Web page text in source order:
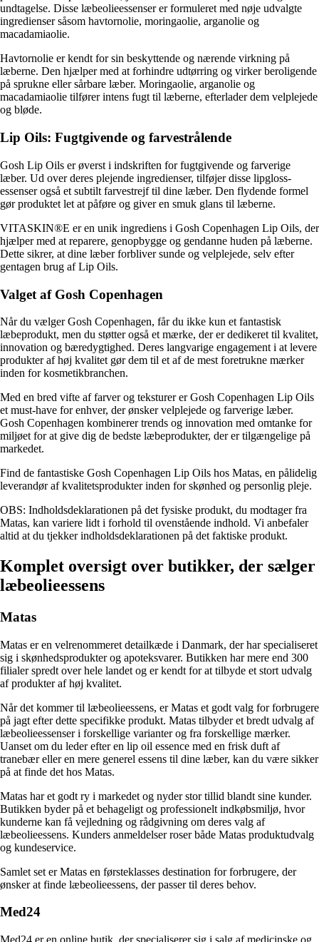
undtagelse. Disse læbeolieessenser er formuleret med nøje udvalgte
ingredienser såsom havtornolie, moringaolie, arganolie og
macadamiaolie.
Havtornolie er kendt for sin beskyttende og nærende virkning på
læberne. Den hjælper med at forhindre udtørring og virker beroligende
på sprukne eller sårbare læber. Moringaolie, arganolie og
macadamiaolie tilfører intens fugt til læberne, efterlader dem velplejede
og bløde.
Lip Oils: Fugtgivende og farvestrålende
Gosh Lip Oils er øverst i indskriften for fugtgivende og farverige
læber. Ud over deres plejende ingredienser, tilføjer disse lipgloss-
essenser også et subtilt farvestrejf til dine læber. Den flydende formel
gør produktet let at påføre og giver en smuk glans til læberne.
VITASKIN®E er en unik ingrediens i Gosh Copenhagen Lip Oils, der
hjælper med at reparere, genopbygge og gendanne huden på læberne.
Dette sikrer, at dine læber forbliver sunde og velplejede, selv efter
gentagen brug af Lip Oils.
Valget af Gosh Copenhagen
Når du vælger Gosh Copenhagen, får du ikke kun et fantastisk
læbeprodukt, men du støtter også et mærke, der er dedikeret til kvalitet,
innovation og bæredygtighed. Deres langvarige engagement i at levere
produkter af høj kvalitet gør dem til et af de mest foretrukne mærker
inden for kosmetikbranchen.
Med en bred vifte af farver og teksturer er Gosh Copenhagen Lip Oils
et must-have for enhver, der ønsker velplejede og farverige læber.
Gosh Copenhagen kombinerer trends og innovation med omtanke for
miljøet for at give dig de bedste læbeprodukter, der er tilgængelige på
markedet.
Find de fantastiske Gosh Copenhagen Lip Oils hos Matas, en pålidelig
leverandør af kvalitetsprodukter inden for skønhed og personlig pleje.
OBS: Indholdsdeklarationen på det fysiske produkt, du modtager fra
Matas, kan variere lidt i forhold til ovenstående indhold. Vi anbefaler
altid at du tjekker indholdsdeklarationen på det faktiske produkt.
Komplet oversigt over butikker, der sælger
læbeolieessens
Matas
Matas er en velrenommeret detailkæde i Danmark, der har specialiseret
sig i skønhedsprodukter og apoteksvarer. Butikken har mere end 300
filialer spredt over hele landet og er kendt for at tilbyde et stort udvalg
af produkter af høj kvalitet.
Når det kommer til læbeolieessens, er Matas et godt valg for forbrugere
på jagt efter dette specifikke produkt. Matas tilbyder et bredt udvalg af
læbeolieessenser i forskellige varianter og fra forskellige mærker.
Uanset om du leder efter en lip oil essence med en frisk duft af
tranebær eller en mere generel essens til dine læber, kan du være sikker
på at finde det hos Matas.
Matas har et godt ry i markedet og nyder stor tillid blandt sine kunder.
Butikken byder på et behageligt og professionelt indkøbsmiljø, hvor
kunderne kan få vejledning og rådgivning om deres valg af
læbeolieessens. Kunders anmeldelser roser både Matas produktudvalg
og kundeservice.
Samlet set er Matas en førsteklasses destination for forbrugere, der
ønsker at finde læbeolieessens, der passer til deres behov.
Med24